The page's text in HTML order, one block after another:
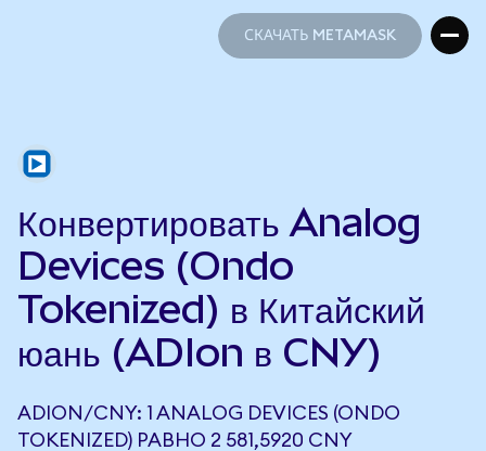
СКАЧАТЬ METAMASK
Конвертировать Analog
Devices (Ondo
Tokenized) в Китайский
юань (ADIon в CNY)
ADION/CNY: 1 ANALOG DEVICES (ONDO
TOKENIZED) РАВНО 2 581,5920 CNY